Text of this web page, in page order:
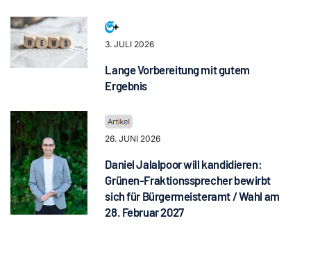
3. JULI 2026
Lange Vorbereitung mit gutem
Ergebnis
26. JUNI 2026
Daniel Jalalpoor will kandidieren:
Grünen-Fraktionssprecher bewirbt
sich für Bürgermeisteramt / Wahl am
28. Februar 2027